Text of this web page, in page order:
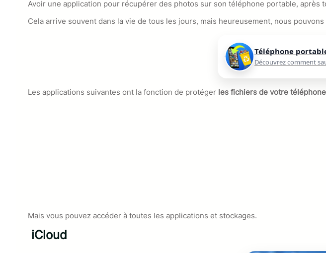
Avoir une application pour récupérer des photos sur son téléphone portable, après
Cela arrive souvent dans la vie de tous les jours, mais heureusement, nous
Téléphone
Découvrez comment
Les applications suivantes ont la fonction de protéger les fichiers de votre
Mais vous pouvez accéder à toutes les applications et stockages.
iCloud